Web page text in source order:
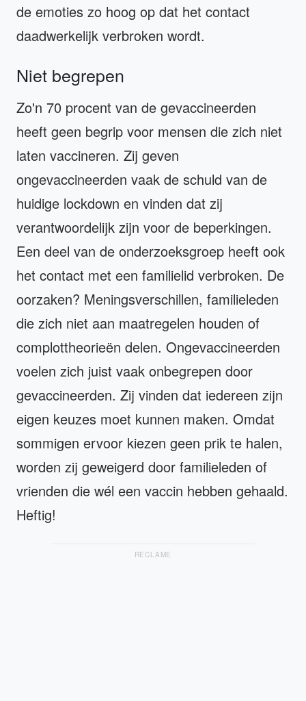
de emoties zo hoog op dat het contact
daadwerkelijk verbroken wordt.
Niet begrepen
Zo'n 70 procent van de gevaccineerden
heeft geen begrip voor mensen die zich niet
laten vaccineren. Zij geven
ongevaccineerden vaak de schuld van de
huidige lockdown en vinden dat zij
verantwoordelijk zijn voor de beperkingen.
Een deel van de onderzoeksgroep heeft ook
het contact met een familielid verbroken. De
oorzaken? Meningsverschillen, familieleden
die zich niet aan maatregelen houden of
complottheorieën delen. Ongevaccineerden
voelen zich juist vaak onbegrepen door
gevaccineerden. Zij vinden dat iedereen zijn
eigen keuzes moet kunnen maken. Omdat
sommigen ervoor kiezen geen prik te halen,
worden zij geweigerd door familieleden of
vrienden die wél een vaccin hebben gehaald.
Heftig!
RECLAME